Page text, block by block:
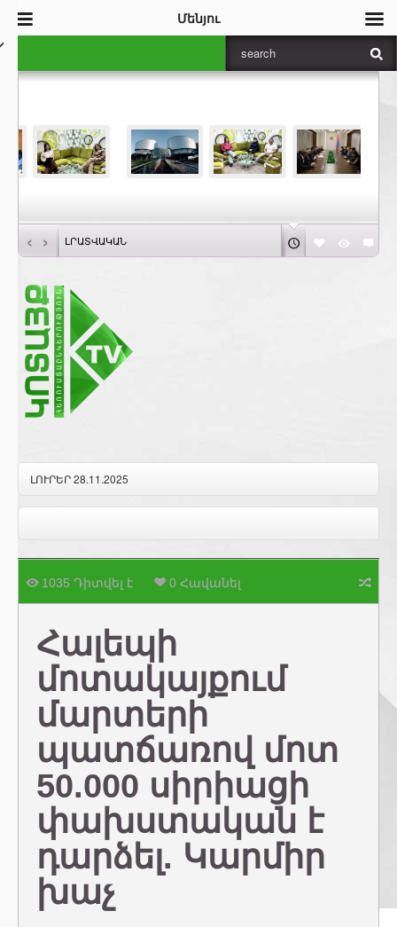
‹ › ԼՐԱՏՎԱԿԱՆ
ԼՈՒՐԵՐ 28.11.2025
1035 Դիտվել է 0 Հավանել
Հալեպի
մոտակայքում
մարտերի
պատճառով մոտ
50.000 սիրիացի
փախստական է
դարձել. Կարմիր
խաչ
Մենյու